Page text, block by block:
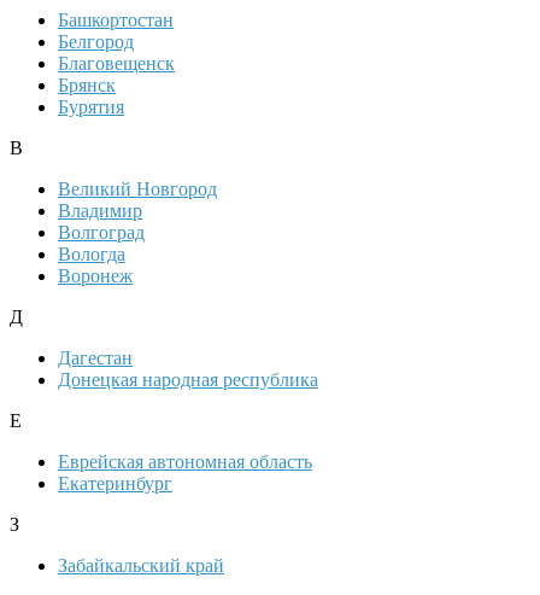
Башкортостан
Белгород
Благовещенск
Брянск
Бурятия
В
Великий Новгород
Владимир
Волгоград
Вологда
Воронеж
Д
Дагестан
Донецкая народная республика
Е
Еврейская автономная область
Екатеринбург
З
Забайкальский край